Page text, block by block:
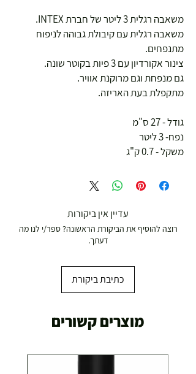
משאבה רגלית 3 ליטר של חברת INTEX.
משאבה רגלית עם קיבולת גבוהה לניפוח
מתנפחים.
צינור אקורדיון עם 3 פיות בקוטר שונה.
גם מנפחת וגם מרוקנת אוויר.
מתקפלת בעת האריזה.
גודל - 27 ס"מ
נפח- 3 ליטר
משקל - 0.7 ק"ג
עדיין אין ביקורות
רוצה להוסיף את הביקורת הראשונה? ספר/י לנו מה
דעתך.
כתיבת ביקורת
מוצרים קשורים